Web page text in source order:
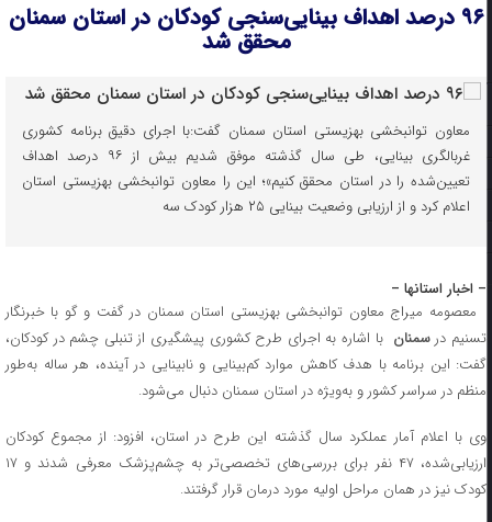
۹۶ درصد اهداف بینایی‌سنجی کودکان در استان سمنان
محقق شد
معاون توانبخشی بهزیستی استان سمنان گفت:با اجرای دقیق برنامه کشوری
غربالگری بینایی، طی سال گذشته موفق شدیم بیش از ۹۶ درصد اهداف
تعیین‌شده را در استان محقق کنیم»؛ این را معاون توانبخشی بهزیستی استان
اعلام کرد و از ارزیابی وضعیت بینایی ۲۵ هزار کودک سه
– اخبار استانها –
معصومه میراج معاون توانبخشی بهزیستی استان سمنان در گفت و گو با خبرنگار
تسنیم در سمنانبا اشاره به اجرای طرح کشوری پیشگیری از تنبلی چشم در کودکان،
گفت: این برنامه با هدف کاهش موارد کم‌بینایی و نابینایی در آینده، هر ساله به‌طور
منظم در سراسر کشور و به‌ویژه در استان سمنان دنبال می‌شود.
وی با اعلام آمار عملکرد سال گذشته این طرح در استان، افزود: از مجموع کودکان
ارزیابی‌شده، ۴۷ نفر برای بررسی‌های تخصصی‌تر به چشم‌پزشک معرفی شدند و ۱۷
کودک نیز در همان مراحل اولیه مورد درمان قرار گرفتند.